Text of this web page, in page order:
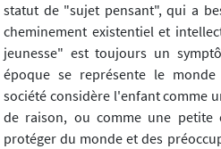
statut de "sujet pensant", qui a
cheminement existentiel et
jeunesse" est toujours un
époque se représente le
société considère l'enfant comme
de raison, ou comme une petite
protéger du monde et des